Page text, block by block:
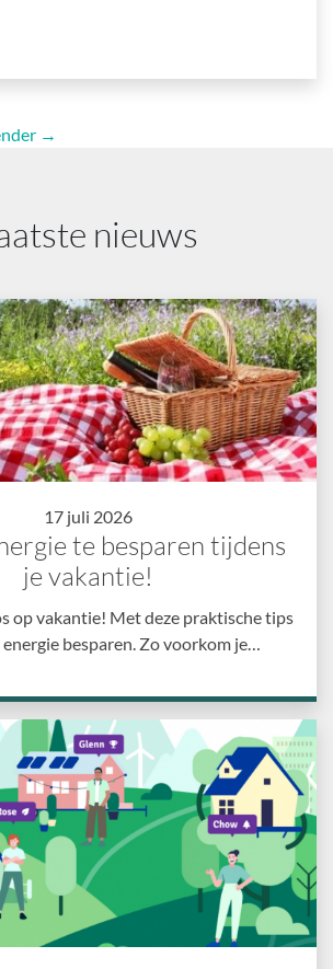
→
nieuws
17 juli 2026
te besparen tijdens
je vakantie!
op vakantie! Met deze praktische tips
besparen. Zo voorkom je…